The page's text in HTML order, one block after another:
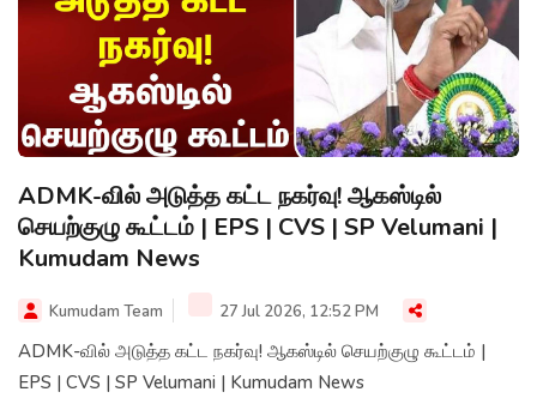
ADMK-வில் அடுத்த கட்ட நகர்வு! ஆகஸ்டில்
செயற்குழு கூட்டம் | EPS | CVS | SP Velumani |
Kumudam News
Kumudam Team 27 Jul 2026, 12:52 PM
ADMK-வில் அடுத்த கட்ட நகர்வு! ஆகஸ்டில் செயற்குழு கூட்டம் |
EPS | CVS | SP Velumani | Kumudam News